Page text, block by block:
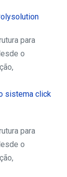
para
o
para
o